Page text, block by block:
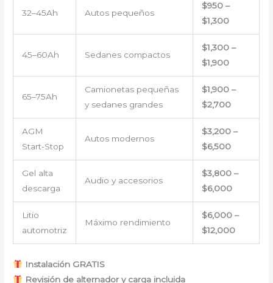
32–45Ah Autos pequeños
$950 –
$1,300
45–60Ah Sedanes compactos
$1,300 –
$1,900
65–75Ah
Camionetas pequeñas
y sedanes grandes
$1,900 –
$2,700
AGM
Start-Stop
Autos modernos
$3,200 –
$6,500
Gel alta
descarga
Audio y accesorios
$3,800 –
$6,000
Litio
automotriz
Máximo rendimiento
$6,000 –
$12,000
Instalación GRATIS
Revisión de alternador y carga incluida